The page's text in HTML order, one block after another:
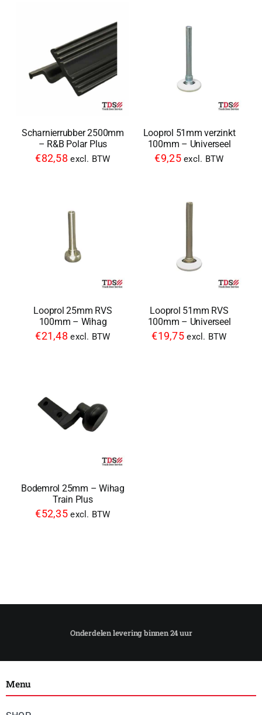
Scharnierrubber 2500mm
– R&B Polar Plus
€82,58 excl. BTW
Looprol 51mm verzinkt
100mm – Universeel
€9,25 excl. BTW
Looprol 25mm RVS
100mm – Wihag
€21,48 excl. BTW
Looprol 51mm RVS
100mm – Universeel
€19,75 excl. BTW
Bodemrol 25mm – Wihag
Train Plus
€52,35 excl. BTW
Menu